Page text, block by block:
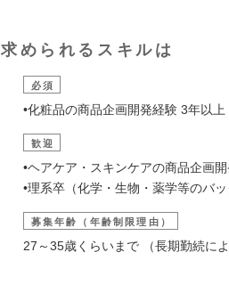
求められるスキルは
必須
•化粧品の商品企画開発経験 3年以上
歓迎
•ヘアケア・スキンケアの商品企画
•理系卒（化学・生物・薬学等のバッ
募集年齢（年齢制限理由）
27～35歳くらいまで （長期勤続に